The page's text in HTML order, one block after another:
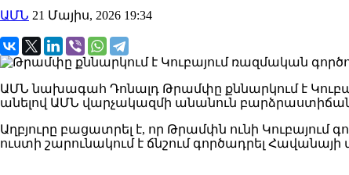
ԱՄՆ 21 Մայիս, 2026 19:34
ԱՄՆ նախագահ Դոնալդ Թրամփը քննարկում է
անելով ԱՄՆ վարչակազմի անանուն
Աղբյուրը բացատրել է, որ Թրամփն ունի Կուբայում
ուստի շարունակում է ճնշում գործադրել